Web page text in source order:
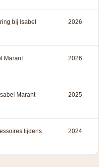
bij Isabel
2026
Marant
2026
Marant
2025
tijdens
2024